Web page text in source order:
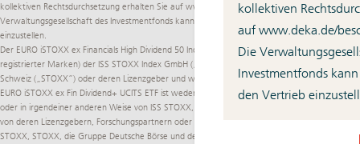
kollektiven
auf www.deka.de/­
Die
Investmentfonds
den Vertrieb
kollektiven Rechtsdurchsetzung erhalten Sie auf www.deka.de/­beschwerdemanagement. Die
Verwaltungsgesellschaft des Investmentfonds kann jederzeit beschließen, den Vertrieb
einzustellen.
Der EURO iSTOXX ex Financials High Dividend 50 Index ist das geistige Eigentum (inklusive
registrierter Marken) der ISS STOXX Index GmbH („ISS STOXX“) oder der STOXX Ltd., Zug,
Schweiz („STOXX”) oder deren Lizenzgeber und wird unter einer Lizenz verwendet. Deka
EURO iSTOXX ex Fin Dividend+ UCITS ETF ist weder gefördert noch beworben, vertrieben
oder in irgendeiner anderen Weise von ISS STOXX, STOXX, der Gruppe Deutsche Börse oder
von deren Lizenzgebern, Forschungspartnern oder Datenlieferanten unterstützt und ISS
STOXX, STOXX, die Gruppe Deutsche Börse und deren Lizenzgeber, Forschungspartner oder